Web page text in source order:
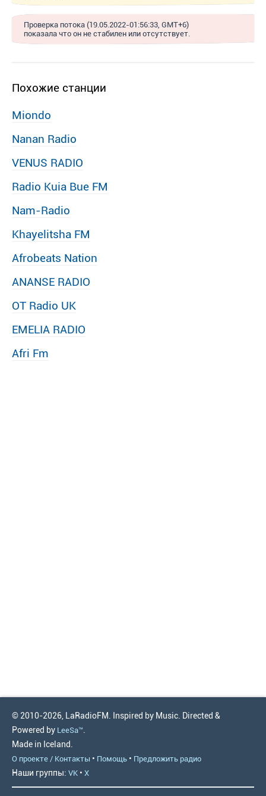
Проверка потока (19.05.2022-01:56:33, GMT+6)
показала что он не стабилен или отсутствует.
Похожие станции
Miondo
Nanan Radio
VENUS RADIO
Radio Kuia Bue FM
Nam-Radio
Khayelitsha FM
Afrobeats Nation
ANANSE RADIO
OT Radio UK
EMELIA RADIO
Afri Fm
© 2010-2026, LaRadioFM. Inspired by Music. Directed &
Powered by LeeSa™.
Made in Iceland.
О проекте / Контакты • Помощь • Предложить радио
Наши группы: VK • X